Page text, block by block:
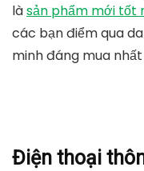
làsản phẩm mới tốt
các bạn điểm qua
minh đáng mua nhất
Điện thoại